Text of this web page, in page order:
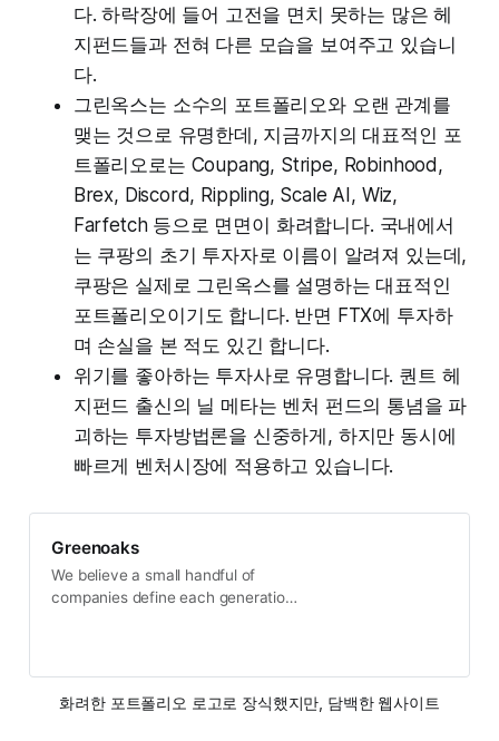
다. 하락장에 들어 고전을 면치 못하는 많은 헤
지펀드들과 전혀 다른 모습을 보여주고 있습니
다.
그린옥스는 소수의 포트폴리오와 오랜 관계를
맺는 것으로 유명한데, 지금까지의 대표적인 포
트폴리오로는 Coupang, Stripe, Robinhood,
Brex, Discord, Rippling, Scale AI, Wiz,
Farfetch 등으로 면면이 화려합니다. 국내에서
는 쿠팡의 초기 투자자로 이름이 알려져 있는데,
쿠팡은 실제로 그린옥스를 설명하는 대표적인
포트폴리오이기도 합니다. 반면 FTX에 투자하
며 손실을 본 적도 있긴 합니다.
위기를 좋아하는 투자사로 유명합니다. 퀀트 헤
지펀드 출신의 닐 메타는 벤처 펀드의 통념을 파
괴하는 투자방법론을 신중하게, 하지만 동시에
빠르게 벤처시장에 적용하고 있습니다.
Greenoaks
We believe a small handful of
companies define each generation.
화려한 포트폴리오 로고로 장식했지만, 담백한 웹사이트